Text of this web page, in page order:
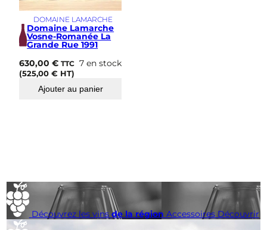
DOMAINE LAMARCHE
Domaine Lamarche
Vosne-Romanée La
Grande Rue 1991
630,00€ TTC
(525,00€ HT)
7 en stock
Ajouter au panier
Découvrez les vins de la région Accessoires Découvrir